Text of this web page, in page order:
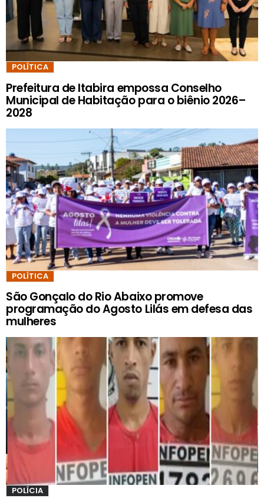
POLÍTICA
Prefeitura de Itabira empossa Conselho
Municipal de Habitação para o biênio 2026–
2028
POLÍTICA
São Gonçalo do Rio Abaixo promove
programação do Agosto Lilás em defesa das
mulheres
POLÍCIA